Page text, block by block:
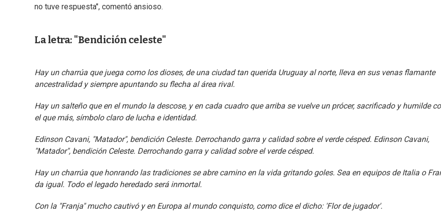
no tuve respuesta", comentó ansioso.
La letra: "Bendición celeste"
Hay un charrúa que juega como los dioses, de una ciudad tan querida Uruguay al norte, lleva en sus venas flamante
ancestralidad y siempre apuntando su flecha al área rival.
Hay un salteño que en el mundo la descose, y en cada cuadro que arriba se vuelve un prócer, sacrificado y humilde
el que más, símbolo claro de lucha e identidad.
Edinson Cavani, "Matador", bendición Celeste. Derrochando garra y calidad sobre el verde césped. Edinson Cavani,
"Matador", bendición Celeste. Derrochando garra y calidad sobre el verde césped.
Hay un charrúa que honrando las tradiciones se abre camino en la vida gritando goles. Sea en equipos de Italia o
da igual. Todo el legado heredado será inmortal.
Con la "Franja" mucho cautivó y en Europa al mundo conquisto, como dice el dicho: 'Flor de jugador'.